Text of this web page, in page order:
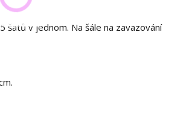
šatů v jednom. Na šále na zavazování